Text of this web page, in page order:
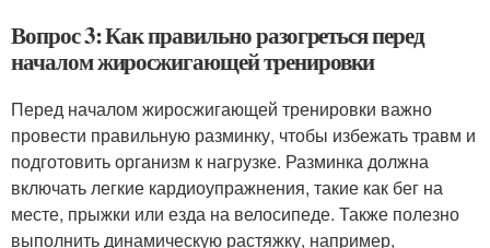
Вопрос 3: Как правильно разогреться перед
началом жиросжигающей тренировки
Перед началом жиросжигающей тренировки важно
провести правильную разминку, чтобы избежать травм и
подготовить организм к нагрузке. Разминка должна
включать легкие кардиоупражнения, такие как бег на
месте, прыжки или езда на велосипеде. Также полезно
выполнить динамическую растяжку, например,